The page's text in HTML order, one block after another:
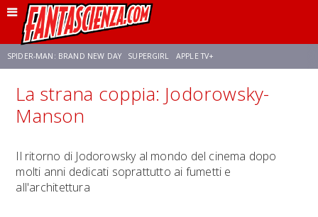
SPIDER-MAN: BRAND NEW DAY SUPERGIRL APPLE TV+
FRANCO RICCIARDIELLO ZENDAYA STAR TREK AVENGERS: DOOMSDAY
La strana coppia: Jodorowsky-
Manson
Il ritorno di Jodorowsky al mondo del cinema dopo
molti anni dedicati soprattutto ai fumetti e
all'architettura